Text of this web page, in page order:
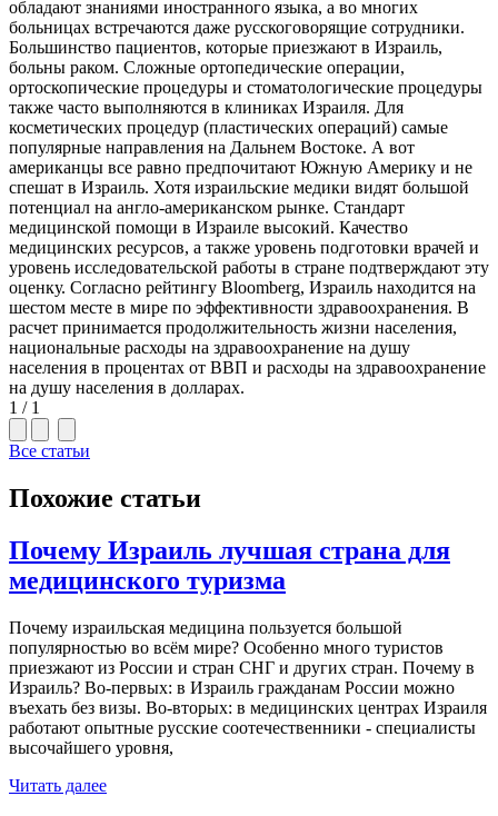
обладают знаниями иностранного языка, а во многих
больницах встречаются даже русскоговорящие сотрудники.
Большинство пациентов, которые приезжают в Израиль,
больны раком. Сложные ортопедические операции,
ортоскопические процедуры и стоматологические процедуры
также часто выполняются в клиниках Израиля. Для
косметических процедур (пластических операций) самые
популярные направления на Дальнем Востоке. А вот
американцы все равно предпочитают Южную Америку и не
спешат в Израиль. Хотя израильские медики видят большой
потенциал на англо-американском рынке. Стандарт
медицинской помощи в Израиле высокий. Качество
медицинских ресурсов, а также уровень подготовки врачей и
уровень исследовательской работы в стране подтверждают эту
оценку. Согласно рейтингу Bloomberg, Израиль находится на
шестом месте в мире по эффективности здравоохранения. В
расчет принимается продолжительность жизни населения,
национальные расходы на здравоохранение на душу
населения в процентах от ВВП и расходы на здравоохранение
на душу населения в долларах.
1 / 1
Все статьи
Похожие статьи
Почему Израиль лучшая страна для
медицинского туризма
Почему израильская медицина пользуется большой
популярностью во всём мире? Особенно много туристов
приезжают из России и стран СНГ и других стран. Почему в
Израиль? Во-первых: в Израиль гражданам России можно
въехать без визы. Во-вторых: в медицинских центрах Израиля
работают опытные русские соотечественники - специалисты
высочайшего уровня,
Читать далее